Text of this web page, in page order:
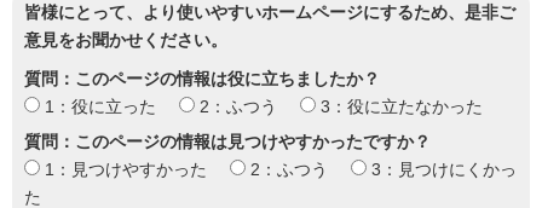
皆様にとって、より使いやすいホームページにするため、是非ご
意見をお聞かせください。
質問：このページの情報は役に立ちましたか？
1：役に立った
2：ふつう
3：役に立たなかった
質問：このページの情報は見つけやすかったですか？
1：見つけやすかった
2：ふつう
3：見つけにくかっ
た